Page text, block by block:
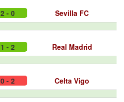
2 - 0 Sevilla FC
1 - 2 Real Madrid
0 - 2 Celta Vigo